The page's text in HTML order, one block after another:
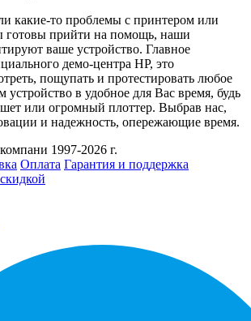
какие-то проблемы с принтером или
готовы прийти на помощь, наши
ваше устройство. Главное
демо-центра HP, это
пощупать и протестировать любое
в удобное для Вас время, будь
или огромный плоттер. Выбрав нас,
и надежность, опережающие время.
1997-2026 г.
Оплата Гарантия и поддержка